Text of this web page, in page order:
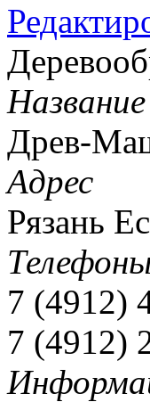
Название
Древ-
Адрес
Рязань
Телефоны
7 (4912)
7 (4912)